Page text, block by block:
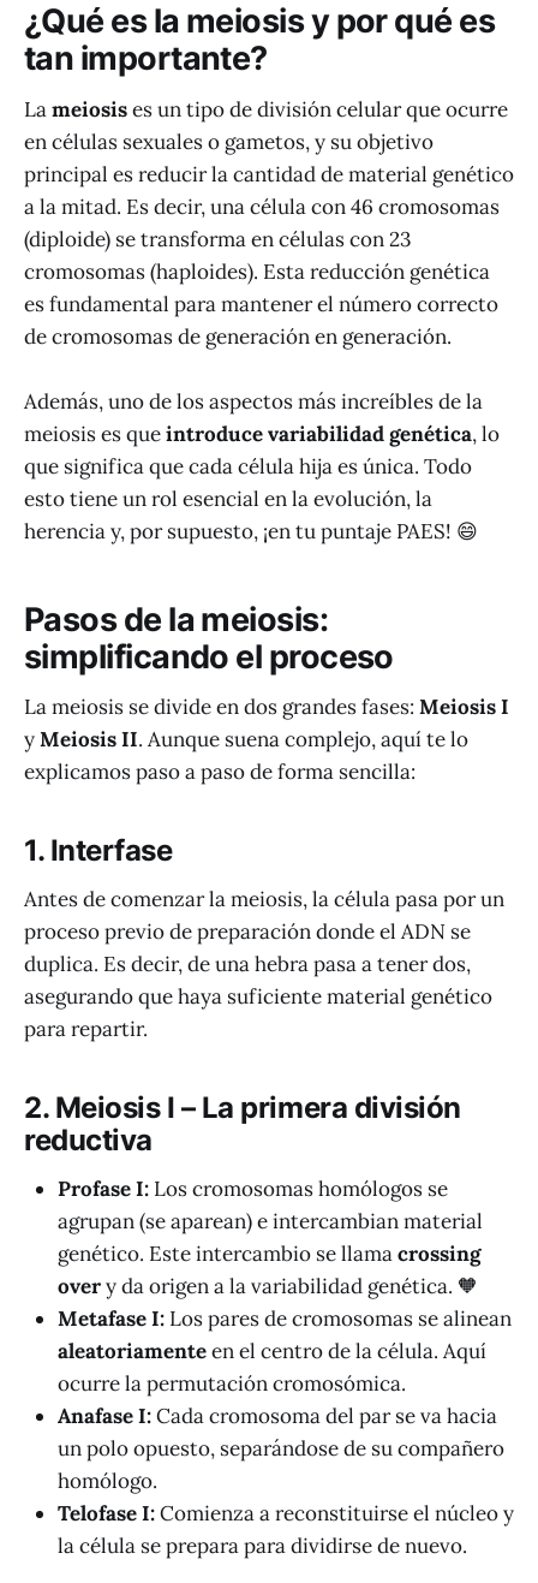
¿Qué es la meiosis y por qué es
tan importante?
Lameiosises un tipo de división celular que ocurre
en células sexuales o gametos, y su objetivo
principal es reducir la cantidad de material genético
a la mitad. Es decir, una célula con 46 cromosomas
(diploide) se transforma en células con 23
cromosomas (haploides). Esta reducción genética
es fundamental para mantener el número correcto
de cromosomas de generación en generación.
Además, uno de los aspectos más increíbles de la
meiosis es queintroduce variabilidad genética, lo
que significa que cada célula hija es única. Todo
esto tiene un rol esencial en la evolución, la
herencia y, por supuesto, ¡en tu puntaje PAES! 😄
Pasos de la meiosis:
simplificando el proceso
La meiosis se divide en dos grandes fases: Meiosis I
yMeiosis II. Aunque suena complejo, aquí te lo
explicamos paso a paso de forma sencilla:
1. Interfase
Antes de comenzar la meiosis, la célula pasa por un
proceso previo de preparación donde el ADN se
duplica. Es decir, de una hebra pasa a tener dos,
asegurando que haya suficiente material genético
para repartir.
2. Meiosis I – La primera división
reductiva
Profase I: Los cromosomas homólogos se
agrupan (se aparean) e intercambian material
genético. Este intercambio se llamacrossing
overy da origen a la variabilidad genética. 🧡
Metafase I: Los pares de cromosomas se alinean
aleatoriamenteen el centro de la célula. Aquí
ocurre la permutación cromosómica.
Anafase I:Cada cromosoma del par se va hacia
un polo opuesto, separándose de su compañero
homólogo.
Telofase I:Comienza a reconstituirse el núcleo y
la célula se prepara para dividirse de nuevo.